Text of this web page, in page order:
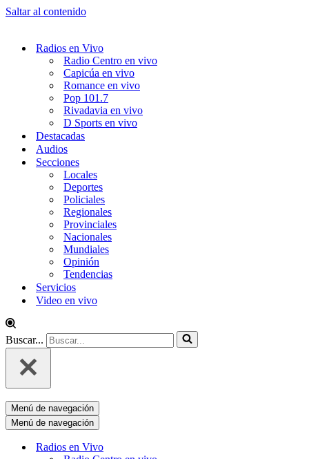
Saltar al contenido
Radios en Vivo
Radio Centro en vivo
Capicúa en vivo
Romance en vivo
Pop 101.7
Rivadavia en vivo
D Sports en vivo
Destacadas
Audios
Secciones
Locales
Deportes
Policiales
Regionales
Provinciales
Nacionales
Mundiales
Opinión
Tendencias
Servicios
Video en vivo
Buscar...
Menú de navegación
Menú de navegación
Radios en Vivo